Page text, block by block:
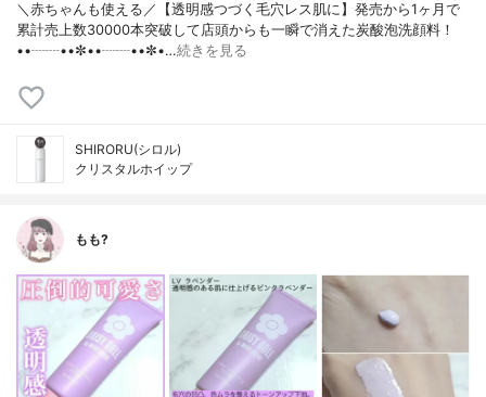
＼赤ちゃんも使える／【透明感つづく毛穴レス肌に】発売から1ヶ月で
累計売上数30000本突破して店頭からも一瞬で消えた炭酸泡洗顔料！
••┈┈••✼••┈┈••✼•…続きを見る
SHIRORU(シロル)
クリスタルホイップ
もも?